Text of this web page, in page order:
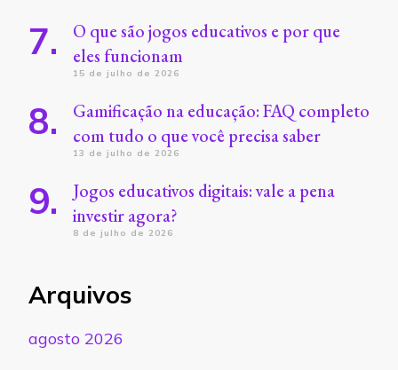
O que são jogos educativos e por que
eles funcionam
15 de julho de 2026
Gamificação na educação: FAQ completo
com tudo o que você precisa saber
13 de julho de 2026
Jogos educativos digitais: vale a pena
investir agora?
8 de julho de 2026
Arquivos
agosto 2026